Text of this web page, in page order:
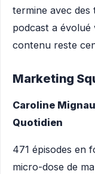
termine avec des
podcast a évolué
contenu reste
Marketing
Caroline
Quotidien
471 épisodes en
micro-dose de